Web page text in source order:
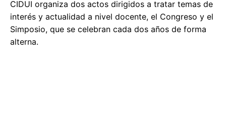
CIDUI organiza dos actos dirigidos a tratar temas de
interés y actualidad a nivel docente, el Congreso y el
Simposio, que se celebran cada dos años de forma
alterna.